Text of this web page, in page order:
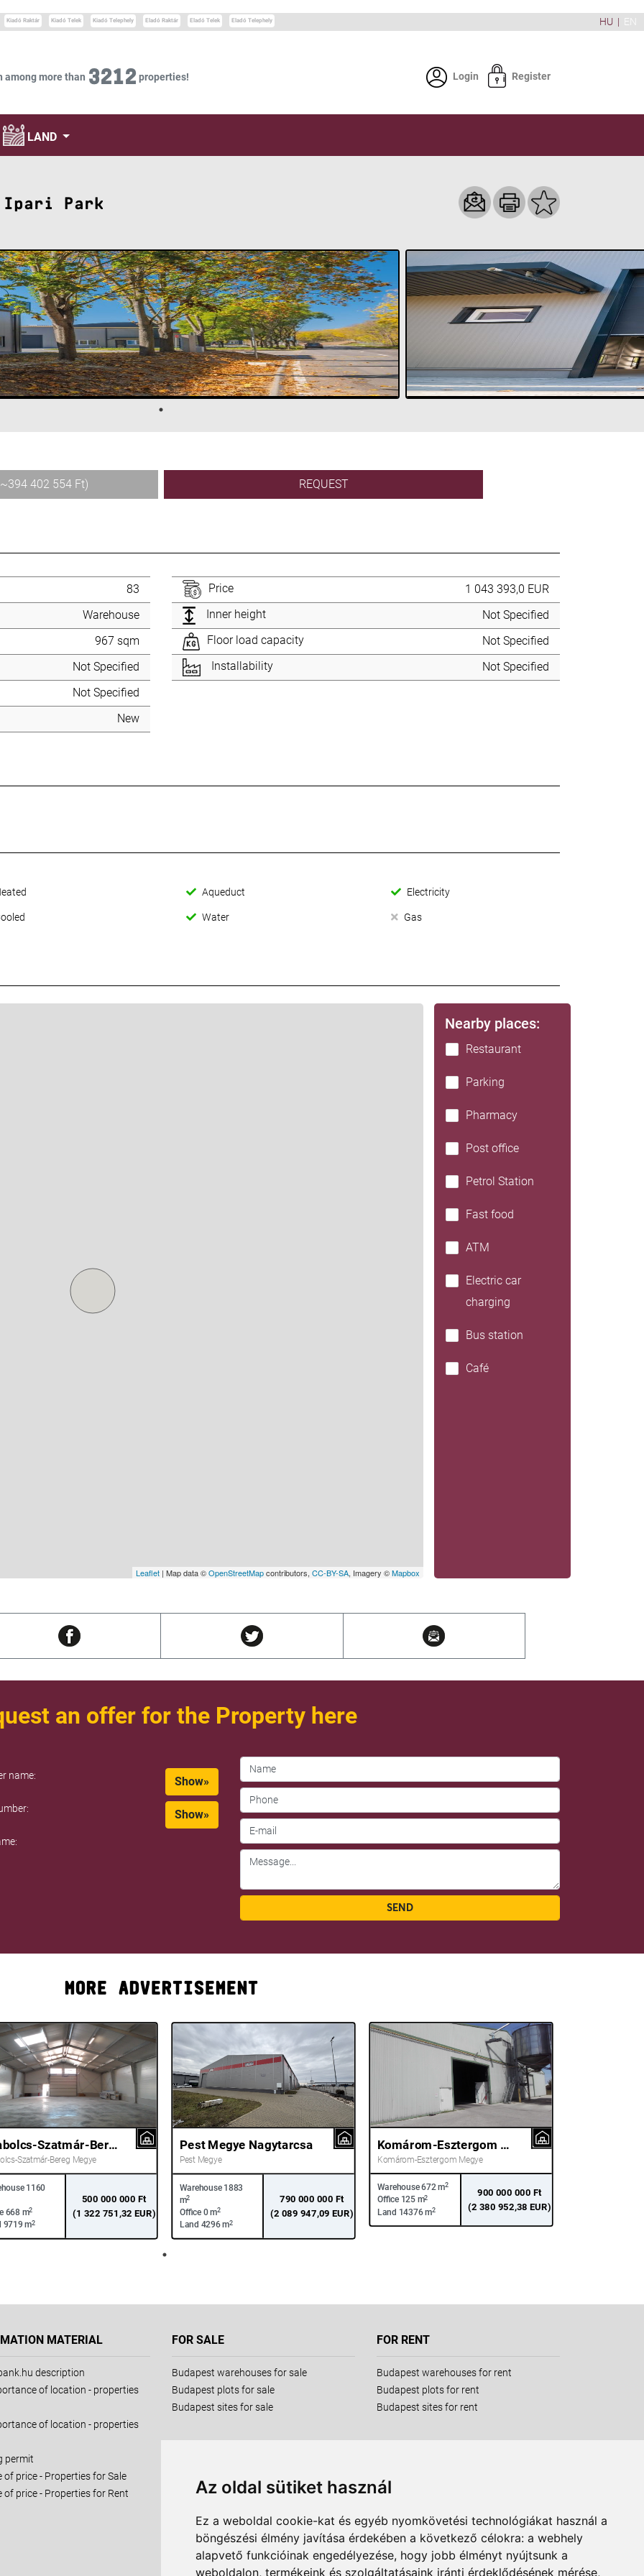
Az oldal sütiket használ
Ez a weboldal cookie-kat és egyéb nyomkövetési technológiákat használ a
böngészési élmény javítása érdekében a következő célokra: a webhely
alapvető funkcióinak engedélyezése, hogy jobb élményt nyújtsunk a
weboldalon, termékeink és szolgáltatásaink iránti érdeklődésének mérése,
Kiadó Raktár Kiadó Telek Kiadó Telephely Eladó Raktár Eladó Telek Eladó Telephely HU | EN
among more than 3212 properties! Login Register
LAND
Ipari Park
402 554 Ft) REQUEST
83
Warehouse
967 sqm
Not Specified
Not Specified
New
Price
1 043 393,0 EUR
Inner height
Not Specified
Floor load capacity
Not Specified
Installability
Not Specified
Aqueduct
Water
Electricity
Gas
Leaflet | Map data ©OpenStreetMapcontributors, CC-BY-SA, Imagery ©Mapbox
Nearby places:
Restaurant
Parking
Pharmacy
Post office
Petrol Station
Fast food
ATM
Electric car
charging
Bus station
Café
an offer for the Property here
name: Show»
Show»
SEND
MORE ADVERTISEMENT
Szabolcs-Szatmár-Bereg Megye Nyíregyháza
Szatmár-Bereg Megye
1160
668 m2
9719 m2
500 000 000 Ft
(1 322 751,32 EUR)
Pest Megye Nagytarcsa
Pest Megye
Warehouse 1883
m2
Office 0 m2
Land 4296 m2
790 000 000 Ft
(2 089 947,09 EUR)
Komárom-Esztergom Megye Kisbér
Komárom-Esztergom Megye
Warehouse672 m2
Office 125 m2
Land 14376 m2
900 000 000 Ft
(2 380 952,38 EUR)
MATERIAL
description
of location - properties
of location - properties
permit
of price - Properties for Sale
of price - Properties for Rent
FOR SALE
Budapest warehouses for sale
Budapest plots for sale
Budapest sites for sale
FOR RENT
Budapest warehouses for rent
Budapest plots for rent
Budapest sites for rent